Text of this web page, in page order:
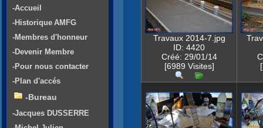
Travaux 2014-7.jpg
ID: 4420
Créé: 29/01/14
[6989 Visites]
-Accueil
-Historique AMFG
-Membres d'honneur
-Devenir Membre
-Pour nous contacter
-Plan d'accés
-Bureau
-Jacques DUSSERRE